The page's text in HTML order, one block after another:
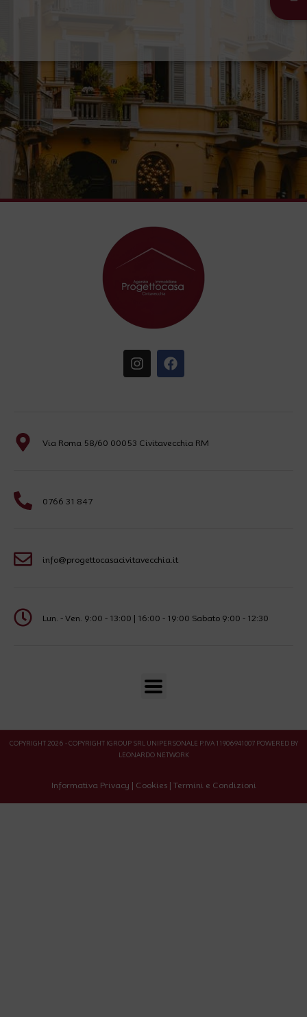
Via Roma 58/60 00053 Civitavecchia RM
0766 31 847
info@progettocasacivitavecchia.it
Lun. - Ven. 9:00 - 13:00 | 16:00 - 19:00 Sabato 9:00 - 12:30
COPYRIGHT 2026 - COPYRIGHT IGROUP SRL UNIPERSONALE P.IVA 11906941007 POWERED BY
LEONARDO NETWORK
Informativa Privacy | Cookies| Termini e Condizioni